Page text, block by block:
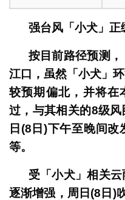
强台风「小犬」正
按目前路径预测
江口，虽然「小犬」
较预期偏北，并将在
过，与其相关的8级
日(8日)下午至晚间
等。
受「小犬」相关
逐渐增强，周日(8日)